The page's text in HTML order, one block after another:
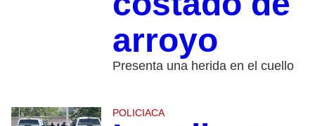
arroyo
Presenta una herida en el cuello
POLICIACA